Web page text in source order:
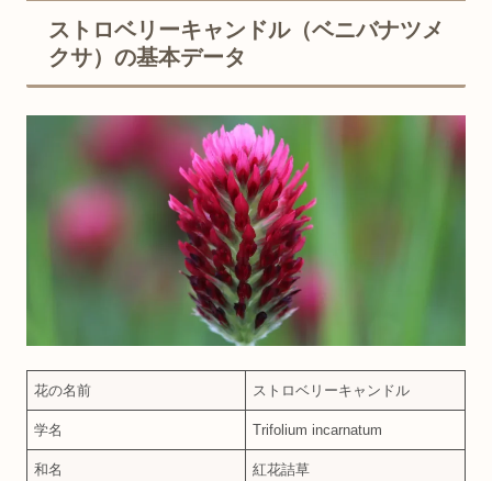
ストロベリーキャンドル（ベニバナツメ
クサ）の基本データ
花の名前 ストロベリーキャンドル
学名 Trifolium incarnatum
和名 紅花詰草